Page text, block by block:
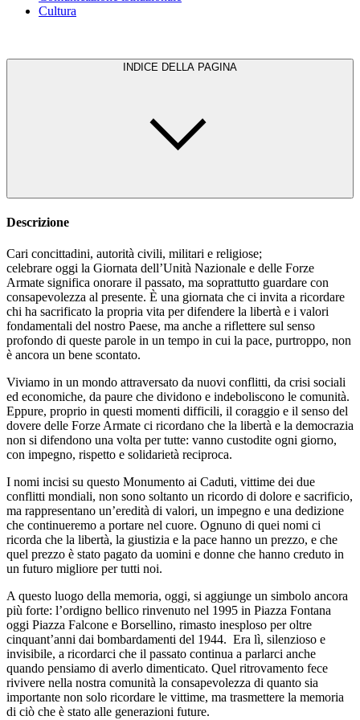
Cultura
INDICE DELLA PAGINA
Descrizione
Cari concittadini, autorità civili, militari e religiose;
celebrare oggi la Giornata dell’Unità Nazionale e delle Forze
Armate significa onorare il passato, ma soprattutto guardare con
consapevolezza al presente. È una giornata che ci invita a ricordare
chi ha sacrificato la propria vita per difendere la libertà e i valori
fondamentali del nostro Paese, ma anche a riflettere sul senso
profondo di queste parole in un tempo in cui la pace, purtroppo, non
è ancora un bene scontato.
Viviamo in un mondo attraversato da nuovi conflitti, da crisi sociali
ed economiche, da paure che dividono e indeboliscono le comunità.
Eppure, proprio in questi momenti difficili, il coraggio e il senso del
dovere delle Forze Armate ci ricordano che la libertà e la democrazia
non si difendono una volta per tutte: vanno custodite ogni giorno,
con impegno, rispetto e solidarietà reciproca.
I nomi incisi su questo Monumento ai Caduti, vittime dei due
conflitti mondiali, non sono soltanto un ricordo di dolore e sacrificio,
ma rappresentano un’eredità di valori, un impegno e una dedizione
che continueremo a portare nel cuore. Ognuno di quei nomi ci
ricorda che la libertà, la giustizia e la pace hanno un prezzo, e che
quel prezzo è stato pagato da uomini e donne che hanno creduto in
un futuro migliore per tutti noi.
A questo luogo della memoria, oggi, si aggiunge un simbolo ancora
più forte: l’ordigno bellico rinvenuto nel 1995 in Piazza Fontana
oggi Piazza Falcone e Borsellino, rimasto inesploso per oltre
cinquant’anni dai bombardamenti del 1944. Era lì, silenzioso e
invisibile, a ricordarci che il passato continua a parlarci anche
quando pensiamo di averlo dimenticato. Quel ritrovamento fece
rivivere nella nostra comunità la consapevolezza di quanto sia
importante non solo ricordare le vittime, ma trasmettere la memoria
di ciò che è stato alle generazioni future.